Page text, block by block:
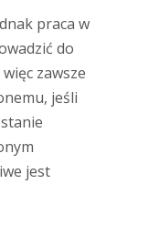
praca w
do
zawsze
jeśli
jest